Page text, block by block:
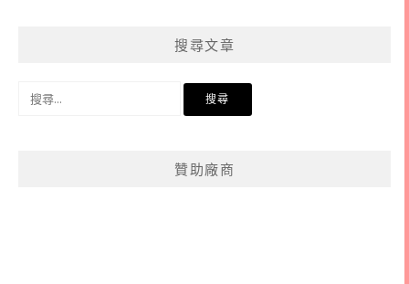
搜尋文章
贊助廠商